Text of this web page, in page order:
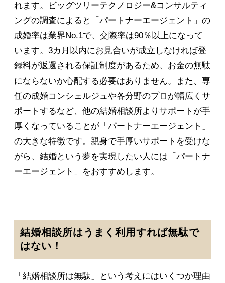
れます。ビッグツリーテクノロジー&コンサルティ
ングの調査によると「パートナーエージェント」の
成婚率は業界No.1で、交際率は90％以上になって
います。3カ月以内にお見合いが成立しなければ登
録料が返還される保証制度があるため、お金の無駄
にならないか心配する必要はありません。また、専
任の成婚コンシェルジュや各分野のプロが幅広くサ
ポートするなど、他の結婚相談所よりサポートが手
厚くなっていることが「パートナーエージェント」
の大きな特徴です。親身で手厚いサポートを受けな
がら、結婚という夢を実現したい人には「パートナ
ーエージェント」をおすすめします。
結婚相談所はうまく利用すれば無駄で
はない！
「結婚相談所は無駄」という考えにはいくつか理由